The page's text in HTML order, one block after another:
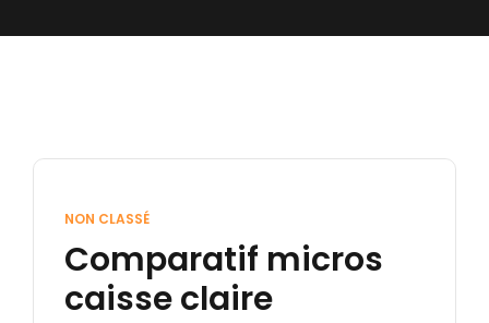
NON CLASSÉ
Comparatif micros
caisse claire